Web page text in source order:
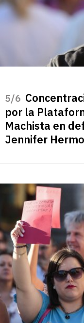
/6
por la
Machista en
Jennifer